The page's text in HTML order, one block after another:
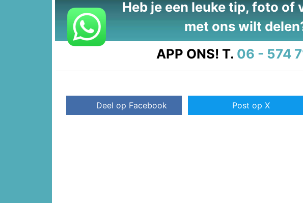
Heb je een leuke tip, foto of
met ons wilt
APP ONS! T. 06 - 574
Deel op Facebook Post op X